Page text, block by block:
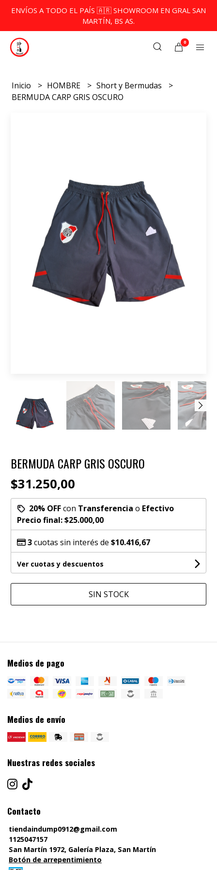
ENVÍOS A TODO EL PAÍS 🇦🇷 SHOWROOM EN GRAL SAN
MARTÍN, BS AS.
0
Inicio HOMBRE
Short y Bermudas
BERMUDA CARP GRIS OSCURO
BERMUDA CARP GRIS OSCURO
$31.250,00
20% OFFcon Transferencia o Efectivo
Precio final:$25.000,00
3cuotas sin interés de$10.416,67
Ver cuotas y descuentos
SIN STOCK
Medios de pago
Medios de envío
Nuestras redes sociales
Contacto
tiendaindump0912@gmail.com
1125047157
San Martín 1972, Galería Plaza, San Martín
Botón de arrepentimiento